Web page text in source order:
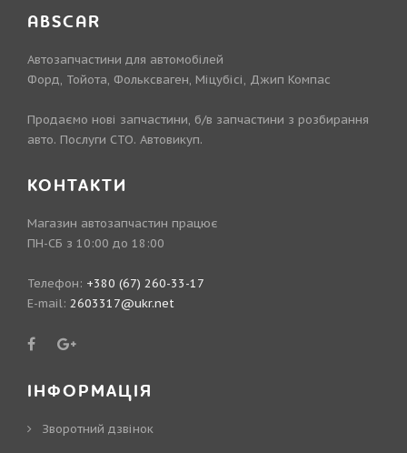
ABSCAR
Автозапчастини для автомобілей
Форд, Тойота, Фольксваген, Міцубісі, Джип Компас
Продаємо нові запчастини, б/в запчастини з розбирання
авто. Послуги СТО. Автовикуп.
КОНТАКТИ
Магазин автозапчастин працює
ПН-СБ з 10:00 до 18:00
Телефон: +380 (67) 260-33-17
E-mail: 2603317@ukr.net
ІНФОРМАЦІЯ
Зворотний дзвінок